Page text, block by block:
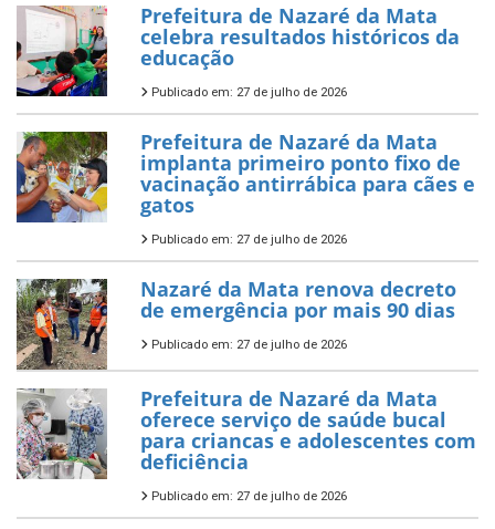
Prefeitura de Nazaré da Mata
celebra resultados históricos da
educação
Publicado em: 27 de julho de 2026
Prefeitura de Nazaré da Mata
implanta primeiro ponto fixo de
vacinação antirrábica para cães e
gatos
Publicado em: 27 de julho de 2026
Nazaré da Mata renova decreto
de emergência por mais 90 dias
Publicado em: 27 de julho de 2026
Prefeitura de Nazaré da Mata
oferece serviço de saúde bucal
para criancas e adolescentes com
deficiência
Publicado em: 27 de julho de 2026